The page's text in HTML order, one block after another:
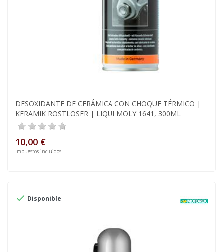
DESOXIDANTE DE CERÁMICA CON CHOQUE TÉRMICO |
KERAMIK ROSTLÖSER | LIQUI MOLY 1641, 300ML
10,00 €
Impuestos incluidos
 Disponible